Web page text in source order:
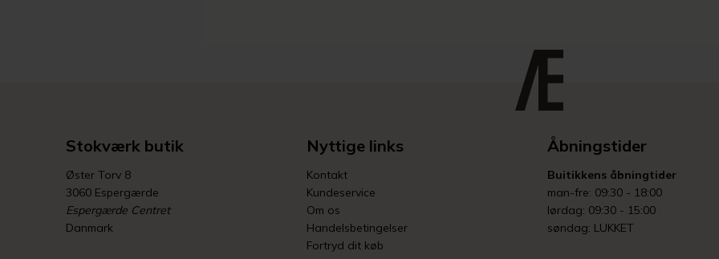
Stokværk butik
Øster Torv 8
3060 Espergærde
Espergærde Centret
Danmark
Nyttige links
Kontakt
Kundeservice
Om os
Handelsbetingelser
Fortryd dit køb
Åbningstider
Buitikkens åbningtider
man-fre: 09:30 - 18:00
lørdag: 09:30 - 15:00
søndag: LUKKET